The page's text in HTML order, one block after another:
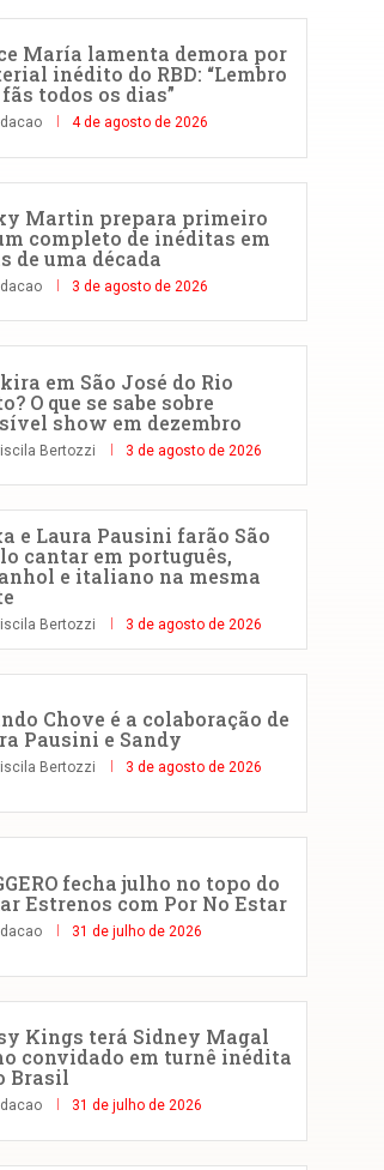
María lamenta demora por
inédito do RBD: “Lembro
todos os dias”
4 de agosto de 2026
Martin prepara primeiro
completo de inéditas em
de uma década
3 de agosto de 2026
em São José do Rio
O que se sabe sobre
show em dezembro
Bertozzi 3 de agosto de 2026
e Laura Pausini farão São
cantar em português,
e italiano na mesma
Bertozzi 3 de agosto de 2026
Chove é a colaboração de
Pausini e Sandy
Bertozzi 3 de agosto de 2026
fecha julho no topo do
Estrenos com Por No Estar
31 de julho de 2026
Kings terá Sidney Magal
convidado em turnê inédita
Brasil
31 de julho de 2026